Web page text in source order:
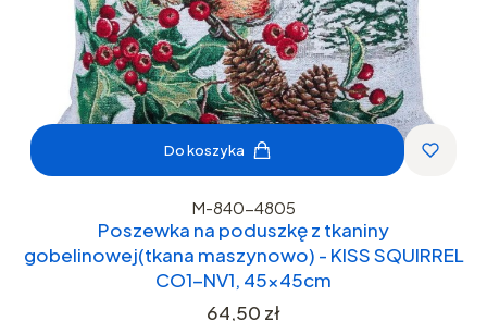
Do koszyka
M-840-4805
Poszewka na poduszkę z tkaniny
gobelinowej(tkana maszynowo) - KISS SQUIRREL
CO1-NV1, 45x45cm
Cena
64,50 zł